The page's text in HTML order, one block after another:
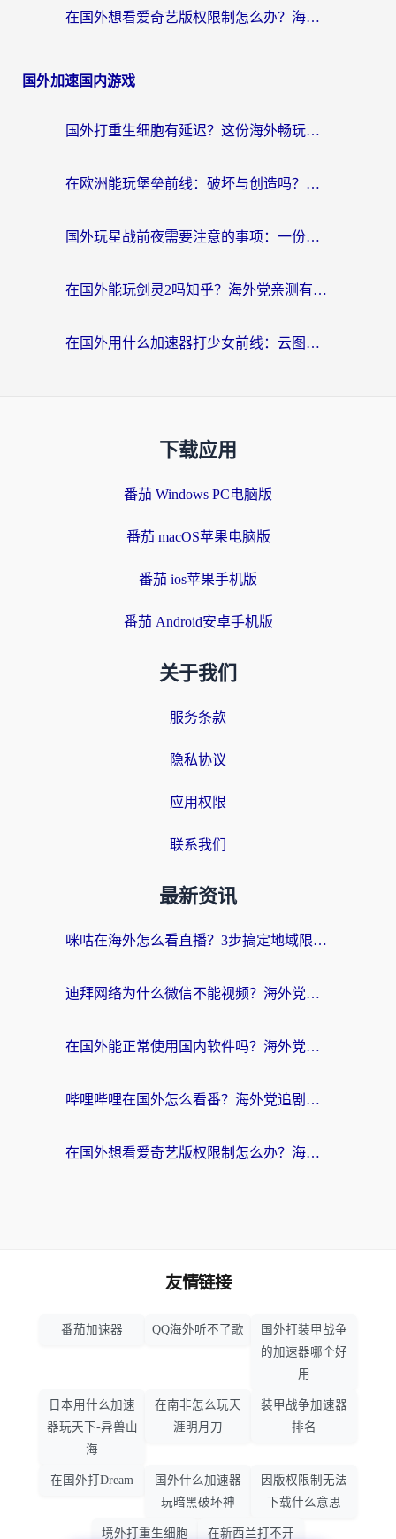
在国外想看爱奇艺版权限制怎么办？海外华人必看的追剧自由指南
国外加速国内游戏
国外打重生细胞有延迟？这份海外畅玩国服游戏加速器终极指南请收好
在欧洲能玩堡垒前线：破坏与创造吗？海外党国服游戏不卡顿的秘密
国外玩星战前夜需要注意的事项：一份来自老玩家的网络生存指南
在国外能玩剑灵2吗知乎？海外党亲测有效的国服游戏加速指南
在国外用什么加速器打少女前线：云图计划不卡？一个老玩家的掏心分享
下载应用
番茄 Windows PC电脑版
番茄 macOS苹果电脑版
番茄 ios苹果手机版
番茄 Android安卓手机版
关于我们
服务条款
隐私协议
应用权限
联系我们
最新资讯
咪咕在海外怎么看直播？3步搞定地域限制，还能畅看腾讯视频与国内热剧
迪拜网络为什么微信不能视频？海外党必看的回国加速全攻略
在国外能正常使用国内软件吗？海外党亲测有效的无缝访问指南
哔哩哔哩在国外怎么看番？海外党追剧看片的终极解决方案
在国外想看爱奇艺版权限制怎么办？海外华人必看的追剧自由指南
友情链接
番茄加速器 QQ海外听不了歌
国外打装甲战争
的加速器哪个好
用
日本用什么加速
器玩天下-异兽山
海
在南非怎么玩天
涯明月刀
装甲战争加速器
排名
在国外打Dream
国外什么加速器
玩暗黑破坏神
因版权限制无法
下载什么意思
境外打重生细胞 在新西兰打不开